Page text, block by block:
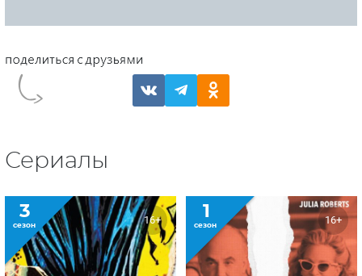
Сериалы
3
сезон 16+ 1
сезон 16+